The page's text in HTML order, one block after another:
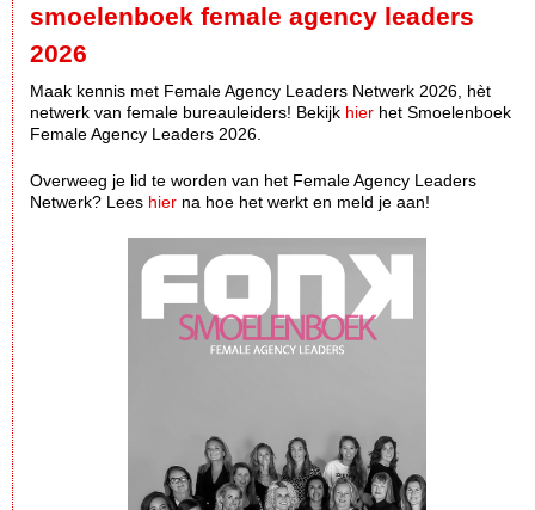
smoelenboek female agency leaders
2026
Maak kennis met Female Agency Leaders Netwerk 2026, hèt
netwerk van female bureauleiders! Bekijk hier het Smoelenboek
Female Agency Leaders 2026.
Overweeg je lid te worden van het Female Agency Leaders
Netwerk? Lees hier na hoe het werkt en meld je aan!